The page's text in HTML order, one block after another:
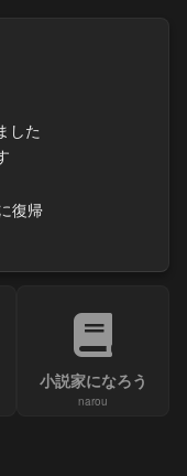
した
復帰
小説家になろう
narou